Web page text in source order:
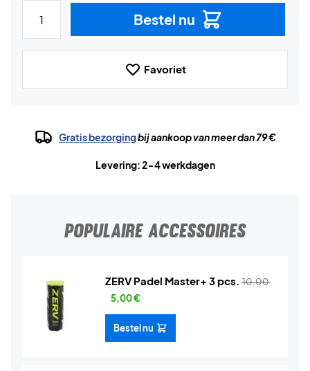
Bestel nu
Favoriet
Gratis bezorgingbij aankoop van meer dan 79 €
Levering: 2-4 werkdagen
POPULAIRE ACCESSOIRES
ZERV Padel Master+ 3 pcs. 10,00
5,00€
Bestel nu